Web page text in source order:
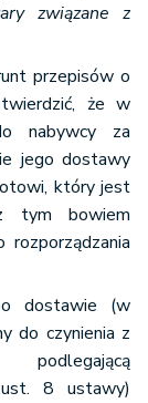
związane z
przepisów o
że w
nabywcy za
jego dostawy
który jest
tym bowiem
dostawie (w
do czynienia z
podlegającą
8 ustawy)